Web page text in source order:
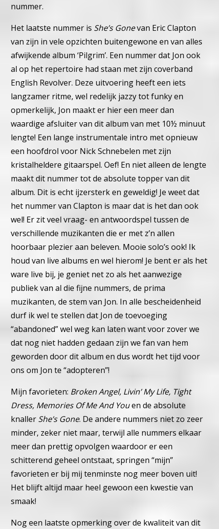
nummer.
Het laatste nummer is She’s Gonevan Eric Clapton
van zijn in vele opzichten buitengewone en van alles
afwijkende album ‘Pilgrim’. Een nummer dat Jon ook
al op het repertoire had staan met zijncoverband
English Revolver. Deze uitvoering heeft een iets
langzamer ritme, wel redelijk jazzy totfunky en
opmerkelijk, Jon maakt er hier een meer dan
waardige afsluiter van dit album van met 10½ minuut
lengte! Een lange instrumentale intro met opnieuw
een hoofdrol voor NickSchnebelen met zijn
kristalheldere gitaarspel. Oef! En niet alleen de lengte
maakt dit nummer tot de absolute topper vandit
album. Dit is echt ijzersterk en geweldig! Je weet dat
het nummer van Clapton is maar dat is het dan ook
wel! Er zit veel vraag- en antwoordspel tussen de
verschillende muzikanten die er met z’n allen
hoorbaar plezier aan beleven. Mooie solo’sook! Ik
houd van live albums en wel hierom! Je bent er als het
ware live bij, je geniet net zo als het aanwezige
publiek van al die fijne nummers, de prima
muzikanten, de stem van Jon. In alle bescheidenheid
durf ik wel te stellen dat Jon de toevoeging
“abandoned” wel weg kan laten want voor zover we
dat nog niet hadden gedaan zijn we fan van hem
geworden door dit album endus wordt het tijd voor
ons om Jon te “adopteren”!
Mijn favorieten: Broken Angel, Livin’ My Life, Tight
Dress, Memories Of Me And Youen de absolute
knaller She’s Gone. De andere nummers niet zo zeer
minder, zeker niet maar, terwijl alle nummers elkaar
meer dan prettig opvolgen waardoor er een
schitterend geheelontstaat, springen “mijn”
favorieten er bij mij tenminste nog meer boven uit!
Het blijft altijd maar heel gewoon een kwestie van
smaak!
Nog een laatste opmerking over de kwaliteit van dit